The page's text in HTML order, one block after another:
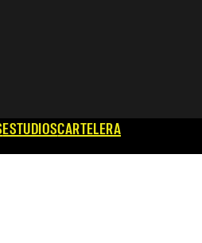
ESTUDIOSCARTELERA